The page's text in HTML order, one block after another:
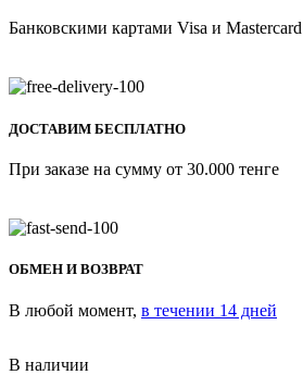
Банковскими картами Visa и Mastercard
ДОСТАВИМ БЕСПЛАТНО
При заказе на сумму от 30.000 тенге
ОБМЕН И ВОЗВРАТ
В любой момент, в течении 14 дней
В наличии